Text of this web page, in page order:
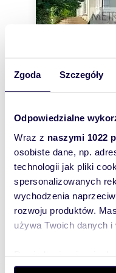
Zgoda Szczegóły
Odpowiedzialne
Wraz z naszymi 1022
osobiste dane, np.
technologii jak pliki
spersonalizowanych
wychodzenia
rozwoju produktów.
używa Twoich danych i
dane są przetwarzane
650m2
Dom 650 m² w Wilanowie z ogrodem i
sauną -
23 000 zł /mc
dom Warszawa,
Oferta tylko u nas
zlokalizowany w
części Wilanowa -